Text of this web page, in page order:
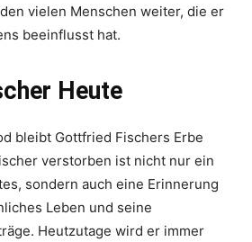
vielen Menschen weiter, die er
beeinflusst hat.
Heute
bleibt Gottfried Fischers Erbe
verstorben ist nicht nur ein
sondern auch eine Erinnerung
Leben und seine
Heutzutage wird er immer